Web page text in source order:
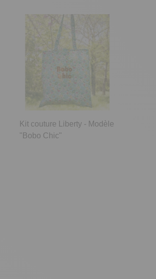
Kit couture Liberty - Modèle
"Bobo Chic"